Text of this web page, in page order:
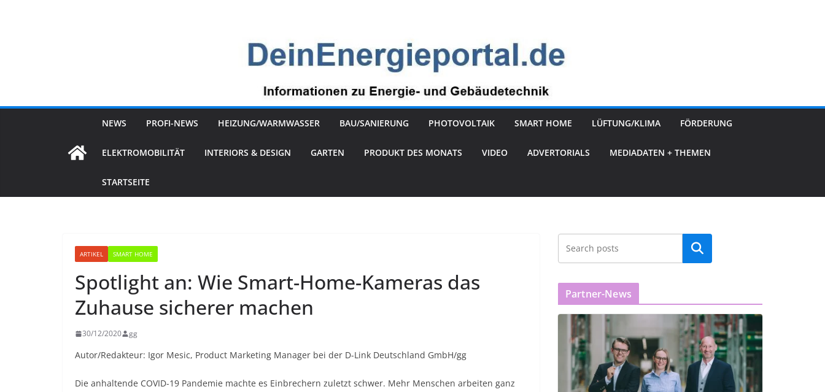
NEWS PROFI-NEWS HEIZUNG/WARMWASSER BAU/SANIERUNG PHOTOVOLTAIK SMART HOME LÜFTUNG/KLIMA FÖRDERUNG
ELEKTROMOBILITÄT INTERIORS & DESIGN GARTEN PRODUKT DES MONATS VIDEO ADVERTORIALS MEDIADATEN + THEMEN
STARTSEITE
ARTIKEL SMART HOME
Spotlight an: Wie Smart-Home-Kameras das
Zuhause sicherer machen
30/12/2020 gg
Autor/Redakteur: Igor Mesic, Product Marketing Manager bei der D-Link Deutschland GmbH/gg
Die anhaltende COVID-19 Pandemie machte es Einbrechern zuletzt schwer. Mehr Menschen arbeiten ganz
Partner-News